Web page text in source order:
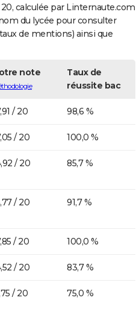
calculée par Linternaute.com
du lycée pour consulter
de mentions) ainsi que
note
Taux de
réussite bac
/ 20 98,6 %
/ 20 100,0 %
/ 20 85,7 %
/ 20 91,7 %
/ 20 100,0 %
/ 20 83,7 %
/ 20 75,0 %